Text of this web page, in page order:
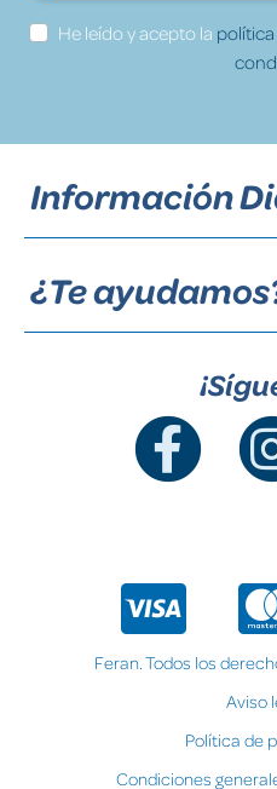
He leído y acepto la
Información
¿Te
Feran. Todos los
Aviso
Política de
Condiciones